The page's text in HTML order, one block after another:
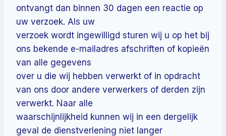
ontvangt dan binnen 30 dagen een reactie op
uw verzoek. Als uw
verzoek wordt ingewilligd sturen wij u op het bij
ons bekende e-mailadres afschriften of kopieën
van alle gegevens
over u die wij hebben verwerkt of in opdracht
van ons door andere verwerkers of derden zijn
verwerkt. Naar alle
waarschijnlijkheid kunnen wij in een dergelijk
geval de dienstverlening niet langer